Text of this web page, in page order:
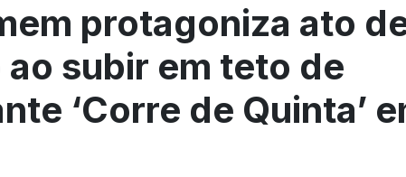
protagoniza ato
subir em teto de
‘Corre de Quinta’